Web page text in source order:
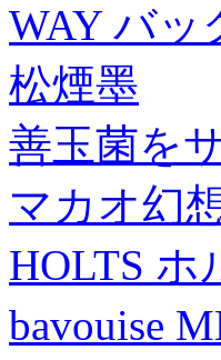
WAY バッ
松煙墨
善玉菌を
マカオ幻
HOLTS
bavouise